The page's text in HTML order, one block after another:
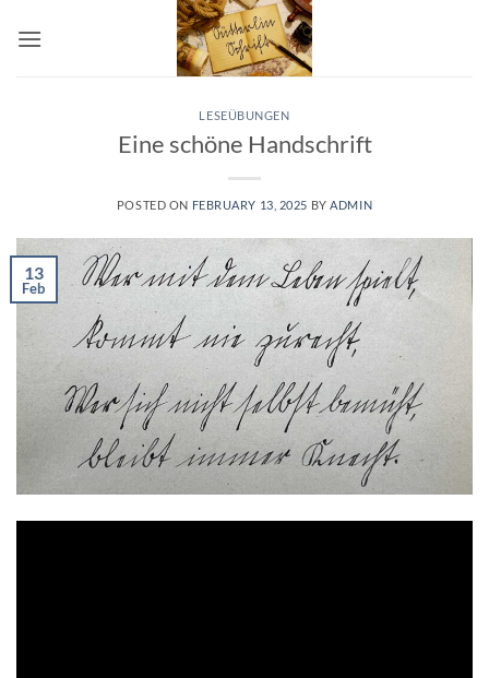
LESEÜBUNGEN
Eine schöne Handschrift
POSTED ON FEBRUARY 13, 2025 BY ADMIN
13
Feb